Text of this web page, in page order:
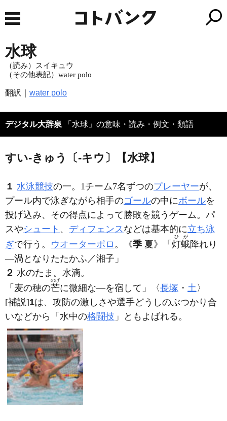
水球
（読み）スイキュウ
（その他表記）water polo
翻訳｜ water polo
デジタル大辞泉 「水球」の意味・読み・例文・類語
すい‐きゅう〔‐キウ〕【水球】
１ 水泳競技の一。1チーム7名ずつのプレーヤーが、
プール内で泳ぎながら相手のゴールの中にボールを
投げ込み、その得点によって勝敗を競うゲーム。パ
スやシュート 、 ディフェンスなどは基本的に立ち泳
ぎで行う。 ウオーターポロ 。 《季 夏》 「 灯蛾
ひが
降れり
―渦となりたたかふ／湘子」
２ 水のたま。水滴。
「麦の穂の芒
のげ
に微細な―を宿して」〈長塚 ・ 土 〉
[補説]1は、攻防の激しさや選手どうしのぶつかり合
いなどから「水中の格闘技 」ともよばれる。